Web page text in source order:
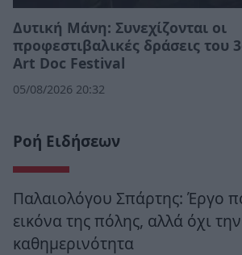
Δυτική Μάνη: Συνεχίζονται οι
προφεστιβαλικές δράσεις του
Art Doc Festival
05/08/2026 20:32
Ροή Ειδήσεων
Παλαιολόγου Σπάρτης: Έργο
εικόνα της πόλης, αλλά όχι την
καθημερινότητα